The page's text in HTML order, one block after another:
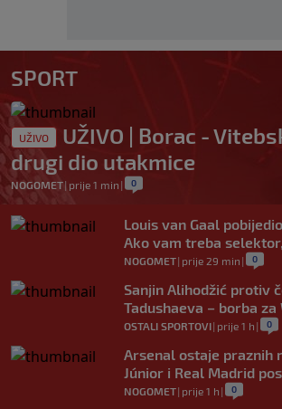
SPORT
UŽIVO
UŽIVO | Borac -
drugi dio utakmice
NOGOMET| prije 1 min | 0
Louis van Gaal
Ako vam treba
NOGOMET| prije 29 min | 0
Sanjin Alihodžić protiv
Tadushaeva – borba za
OSTALI SPORTOVI| prije 1 h | 0
Arsenal ostaje praznih
Júnior i Real Madrid
NOGOMET| prije 1 h | 0